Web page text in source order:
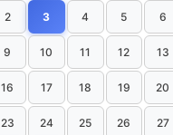
2 3 4 5 6
9 10 11 12 13
16 17 18 19 20
23 24 25 26 27